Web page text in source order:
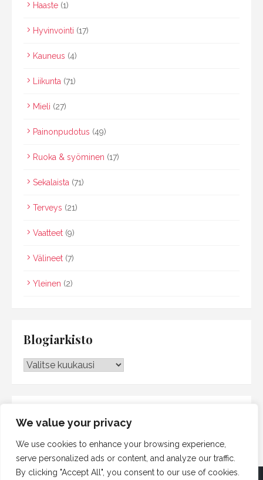
We value your privacy
We use cookies to enhance your browsing experience,
serve personalized ads or content, and analyze our traffic.
By clicking "Accept All", you consent to our use of cookies.
Haaste (1)
Hyvinvointi (17)
Kauneus (4)
Liikunta (71)
Mieli (27)
Painonpudotus (49)
Ruoka & syöminen (17)
Sekalaista (71)
Terveys (21)
Vaatteet (9)
Välineet (7)
Yleinen (2)
Blogiarkisto
Blogiarkisto